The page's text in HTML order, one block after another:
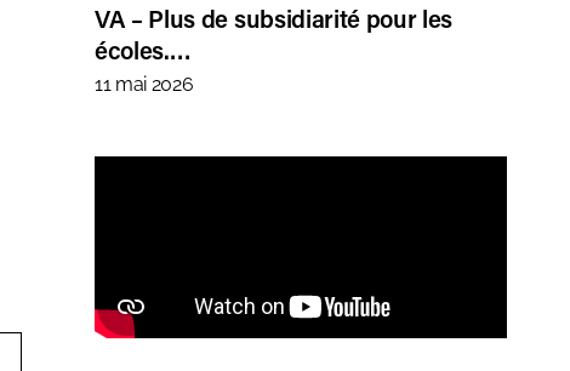
VA – Plus de subsidiarité pour les
écoles.…
11 mai 2026